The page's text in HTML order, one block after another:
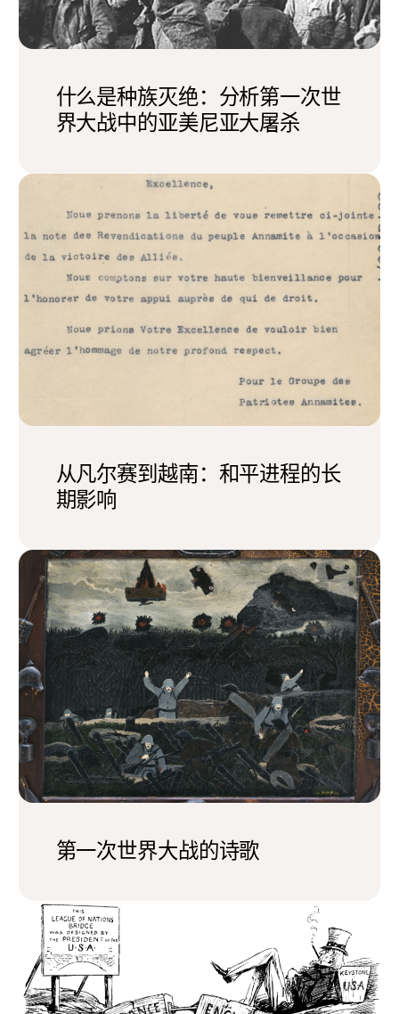
什么是种族灭绝：分析第一次世
界大战中的亚美尼亚大屠杀
从凡尔赛到越南：和平进程的长
期影响
第一次世界大战的诗歌